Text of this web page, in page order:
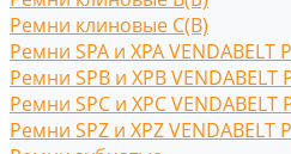
Ремни клиновые С(B)
Ремни SPA и XPA VENDABELT
Ремни SPB и XPB VENDABELT
Ремни SPC и XPC VENDABELT
Ремни SPZ и XPZ VENDABELT